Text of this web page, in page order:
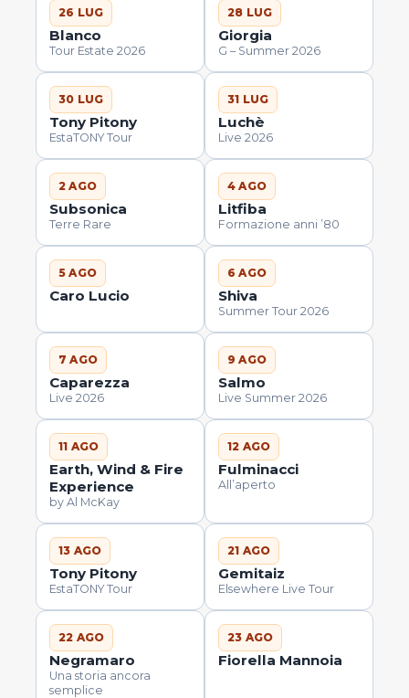
26 LUG
Blanco
Tour Estate 2026
28 LUG
Giorgia
G – Summer 2026
30 LUG
Tony Pitony
EstaTONY Tour
31 LUG
Luchè
Live 2026
2 AGO
Subsonica
Terre Rare
4 AGO
Litfiba
Formazione anni ’80
5 AGO
Caro Lucio
6 AGO
Shiva
Summer Tour 2026
7 AGO
Caparezza
Live 2026
9 AGO
Salmo
Live Summer 2026
11 AGO
Earth, Wind & Fire
Experience
by Al McKay
12 AGO
Fulminacci
All’aperto
13 AGO
Tony Pitony
EstaTONY Tour
21 AGO
Gemitaiz
Elsewhere Live Tour
22 AGO
Negramaro
Una storia ancora
semplice
23 AGO
Fiorella Mannoia